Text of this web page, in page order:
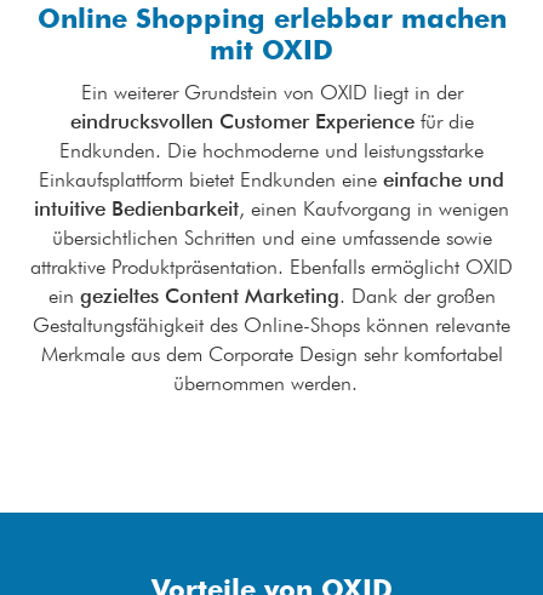
Online Shopping erlebbar machen
mit OXID
Ein weiterer Grundstein von OXID liegt in der
eindrucksvollen Customer Experiencefür die
Endkunden. Die hochmoderne und leistungsstarke
Einkaufsplattform bietet Endkunden eine einfache und
intuitive Bedienbarkeit, einen Kaufvorgang in wenigen
übersichtlichen Schritten und eine umfassende sowie
attraktive Produktpräsentation. Ebenfalls ermöglicht OXID
ein gezieltes Content Marketing. Dank der großen
Gestaltungsfähigkeit des Online-Shops können relevante
Merkmale aus dem Corporate Design sehr komfortabel
übernommen werden.
Vorteile von OXID